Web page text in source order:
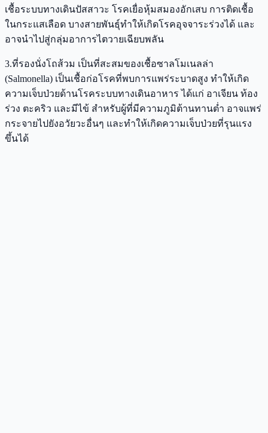
เชื้อระบบทางเดินปัสสาวะ โรคเยื่อหุ้มสมองอักเสบ การติดเชื้อ
ในกระแสเลือด บางสายพันธุ์ทําให้เกิดโรคอุจจาระร่วงได้ และ
อาจนำไปสู่กลุ่มอาการไตวายเฉียบพลัน
3.ที่รองนั่งโถส้วม เป็นที่สะสมของเชื้อซาลโมเนลล่า
(Salmonella) เป็นเชื้อก่อโรคที่พบการแพร่ระบาดสูง ทำให้เกิด
ความเจ็บป่วยด้านโรคระบบทางเดินอาหาร ได้แก่ อาเจียน ท้อง
ร่วง ตะคริว และมีไข้ สำหรับผู้ที่มีความภูมิต้านทานต่ำ อาจแพร่
กระจายไปยังอวัยวะอื่นๆ และทำให้เกิดความเจ็บป่วยที่รุนแรง
ขึ้นได้